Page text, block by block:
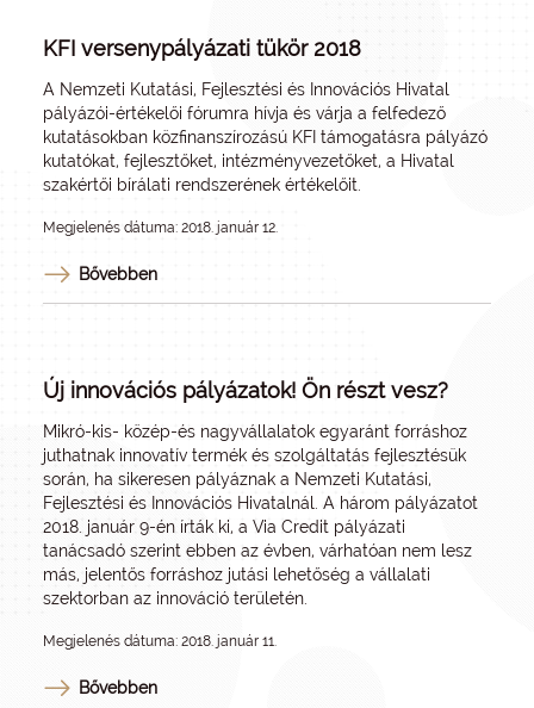
KFI versenypályázati tükör 2018
A Nemzeti Kutatási, Fejlesztési és Innovációs Hivatal
pályázói-értékelői fórumra hívja és várja a felfedező
kutatásokban közfinanszírozású KFI támogatásra pályázó
kutatókat, fejlesztőket, intézményvezetőket, a Hivatal
szakértői bírálati rendszerének értékelőit.
Megjelenés dátuma: 2018. január 12.
Bővebben
Új innovációs pályázatok! Ön részt vesz?
Mikró-kis- közép-és nagyvállalatok egyaránt forráshoz
juthatnak innovatív termék és szolgáltatás fejlesztésük
során, ha sikeresen pályáznak a Nemzeti Kutatási,
Fejlesztési és Innovációs Hivatalnál. A három pályázatot
2018. január 9-én írták ki, a Via Credit pályázati
tanácsadó szerint ebben az évben, várhatóan nem lesz
más, jelentős forráshoz jutási lehetőség a vállalati
szektorban az innováció területén.
Megjelenés dátuma: 2018. január 11.
Bővebben